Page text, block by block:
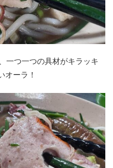
一つ一つの具材がキラッキ
オーラ！